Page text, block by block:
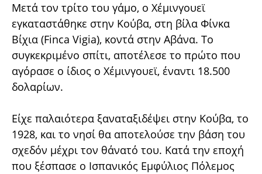
Μετά τον τρίτο του γάμο, ο Χέμινγουεϊ
εγκαταστάθηκε στην Κούβα, στη βίλα Φίνκα
Βίχια (Finca Vigia), κοντά στην Αβάνα. Το
συγκεκριμένο σπίτι, αποτέλεσε το πρώτο που
αγόρασε ο ίδιος ο Χέμινγουεϊ, έναντι 18.500
δολαρίων.
Είχε παλαιότερα ξαναταξιδέψει στην Κούβα, το
1928, και το νησί θα αποτελούσε την βάση του
σχεδόν μέχρι τον θάνατό του. Κατά την εποχή
που ξέσπασε ο Ισπανικός Εμφύλιος Πόλεμος